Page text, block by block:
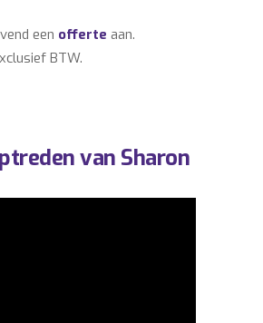
een offerte aan.
BTW.
van Sharon